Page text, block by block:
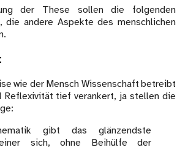
der These sollen die folgenden
die andere Aspekte des menschlichen
wie der Mensch Wissenschaft betreibt
Reflexivität tief verankert, ja stellen die
gibt das glänzendste
sich, ohne Beihülfe der